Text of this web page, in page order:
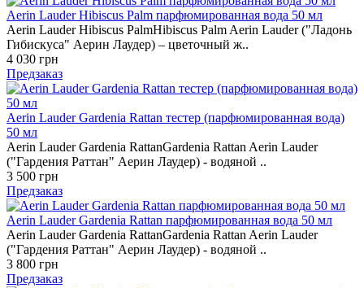
Aerin Lauder Hibiscus Palm парфюмированная вода 50 мл
Aerin Lauder Hibiscus PalmHibiscus Palm Aerin Lauder ("Ладонь
Гибискуса" Аерин Лаудер) – цветочный ж..
4 030 грн
Предзаказ
Aerin Lauder Gardenia Rattan тестер (парфюмированная вода)
50 мл
Aerin Lauder Gardenia RattanGardenia Rattan Aerin Lauder
("Гардения Раттан" Аерин Лаудер) - водяной ..
3 500 грн
Предзаказ
Aerin Lauder Gardenia Rattan парфюмированная вода 50 мл
Aerin Lauder Gardenia RattanGardenia Rattan Aerin Lauder
("Гардения Раттан" Аерин Лаудер) - водяной ..
3 800 грн
Предзаказ